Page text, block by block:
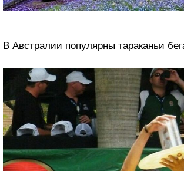
В Австралии популярны тараканьи